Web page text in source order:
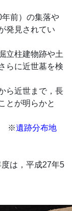
前）の集落や
発見されてい
柱建物跡や土
らに近世墓を検
近世まで，長
とが明らかと
※遺跡分布地
は，平成27年5